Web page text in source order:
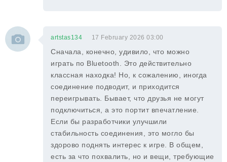
artstas134 17 February 2026 03:00
Сначала, конечно, удивило, что можно
играть по Bluetooth. Это действительно
классная находка! Но, к сожалению, иногда
соединение подводит, и приходится
переигрывать. Бывает, что друзья не могут
подключиться, а это портит впечатление.
Если бы разработчики улучшили
стабильность соединения, это могло бы
здорово поднять интерес к игре. В общем,
есть за что похвалить, но и вещи, требующие